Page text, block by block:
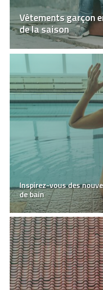
Vêtements garçon
de la saison
Inspirez-vous des
de bain